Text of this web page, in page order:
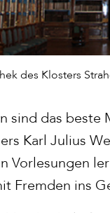
des Klosters
sind das
Karl Julius
Vorlesungen
Fremden ins